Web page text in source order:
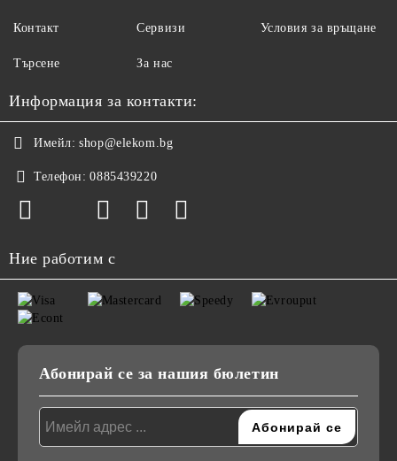
Контакт
Търсене
Сервизи
За нас
Условия за връщане
Информация за контакти:
Имейл: shop@elekom.bg
Телефон: 0885439220
Ние работим с
Абонирай се за нашия бюлетин